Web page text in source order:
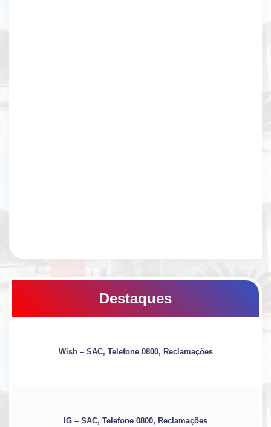
Destaques
Wish – SAC, Telefone 0800, Reclamações
IG – SAC, Telefone 0800, Reclamações